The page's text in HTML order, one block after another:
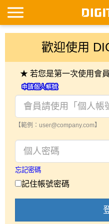
歡迎使用
★ 若您是第一次使用會
【範例：user@company.com】
忘記密碼
記住帳號密碼